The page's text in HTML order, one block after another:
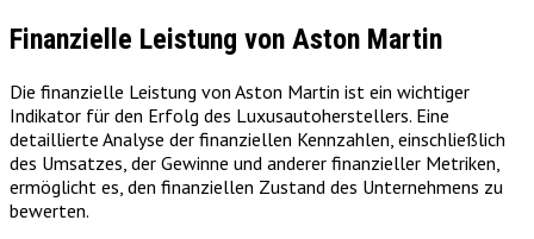
Finanzielle Leistung von Aston Martin
Die finanzielle Leistung von Aston Martin ist ein wichtiger
Indikator für den Erfolg des Luxusautoherstellers. Eine
detaillierte Analyse der finanziellen Kennzahlen, einschließlich
des Umsatzes, der Gewinne und anderer finanzieller Metriken,
ermöglicht es, den finanziellen Zustand des Unternehmens zu
bewerten.